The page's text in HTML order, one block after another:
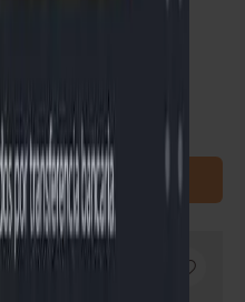
Euroclick precio
cajas (1.91 m²)
CARRITO